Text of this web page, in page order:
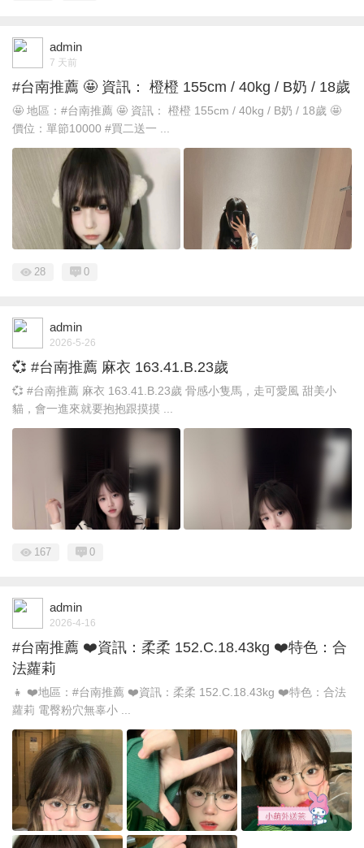
admin
7 天前
#台南推薦 🤩 資訊： 橙橙 155cm / 40kg / B奶 / 18歲
🤩 地區：#台南推薦 🤩 資訊： 橙橙 155cm / 40kg / B奶 / 18歲 🤩
價位：單節10000 #買二送一 ...
28 0
admin
2026-5-26
💞 #台南推薦 麻衣 163.41.B.23歲
💞 #台南推薦 麻衣 163.41.B.23歲 骨感小隻馬，走可愛風 甜美小
貓，會一進來就要抱抱跟摸摸 ...
167 0
admin
2026-4-16
#台南推薦 ❤️資訊：柔柔 152.C.18.43kg ❤️特色：合
法蘿莉
👧 ❤️地區：#台南推薦 ❤️資訊：柔柔 152.C.18.43kg ❤️特色：合法
蘿莉 電臀粉穴無辜小 ...